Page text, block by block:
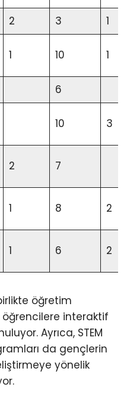
2 3
1
1 10 1
6
10 3
2 7
1 8 2
1 6 2
öğretim
interaktif
Ayrıca, STEM
da gençlerin
yönelik